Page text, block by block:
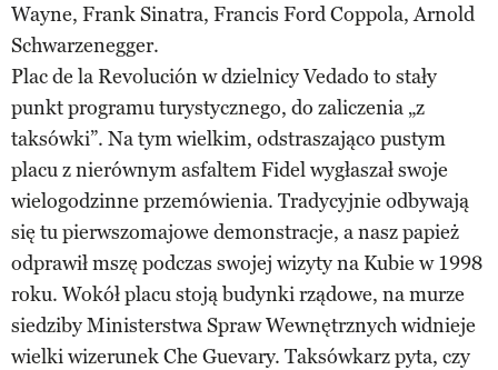
Wayne, Frank Sinatra, Francis Ford Coppola, Arnold
Schwarzenegger.
Plac de la Revolución w dzielnicy Vedado to stały
punkt programu turystycznego, do zaliczenia „z
taksówki”. Na tym wielkim, odstraszająco pustym
placu z nierównym asfaltem Fidel wygłaszał swoje
wielogodzinne przemówienia. Tradycyjnie odbywają
się tu pierwszomajowe demonstracje, a nasz papież
odprawił mszę podczas swojej wizyty na Kubie w 1998
roku. Wokół placu stoją budynki rządowe, na murze
siedziby Ministerstwa Spraw Wewnętrznych widnieje
wielki wizerunek Che Guevary. Taksówkarz pyta, czy